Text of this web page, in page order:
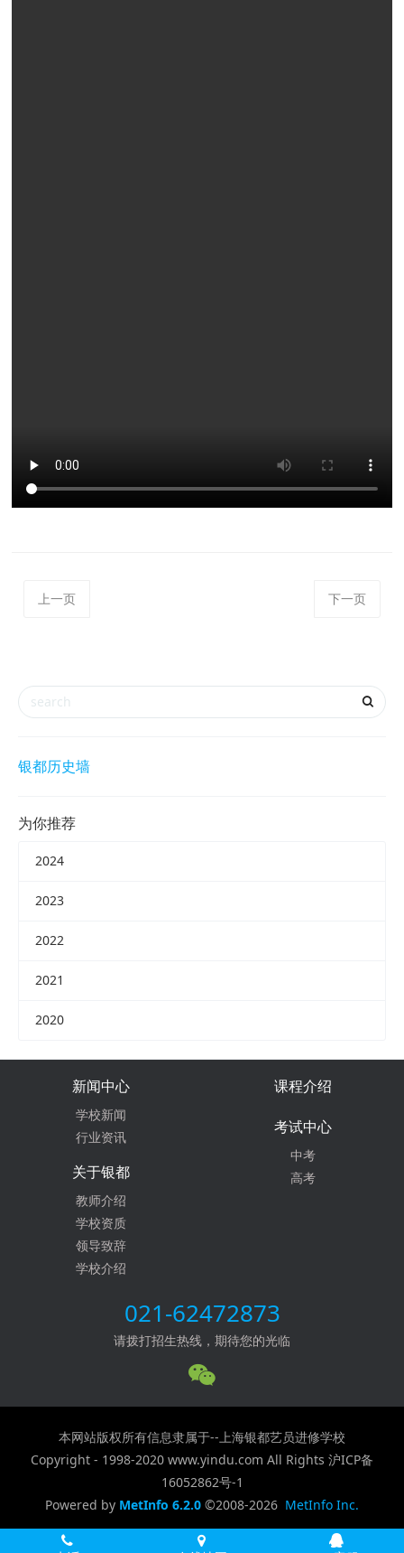
上一页 下一页
银都历史墙
为你推荐
2024
2023
2022
2021
2020
新闻中心
学校新闻
行业资讯
课程介绍
考试中心
中考
高考
关于银都
教师介绍
学校资质
领导致辞
学校介绍
021-62472873
请拨打招生热线，期待您的光临
本网站版权所有信息隶属于--上海银都艺员进修学校
Copyright - 1998-2020 www.yindu.com All Rights 沪ICP备
16052862号-1
Powered by MetInfo 6.2.0 ©2008-2026 MetInfo Inc.